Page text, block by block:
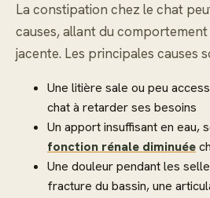
La constipation chez le chat
causes, allant du comportement
jacente. Les principales causes
Une litière sale ou peu
chat à retarder ses besoins
Un apport insuffisant en eau,
fonction rénale diminuée
Une douleur pendant les
fracture du bassin, une